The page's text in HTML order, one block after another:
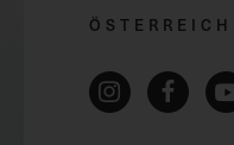
ÖSTERREICH